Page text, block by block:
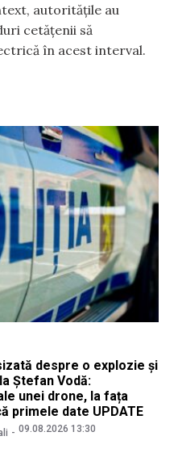
autoritățile au
cetățenii să
în acest interval.
despre o explozie și
Ștefan Vodă:
unei drone, la fața
primele date UPDATE
09.08.2026 13:30